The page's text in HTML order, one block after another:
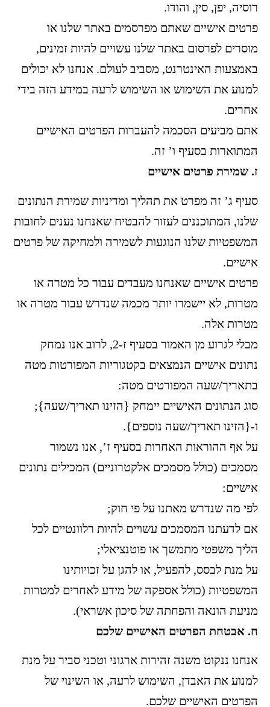
רוסיה, יפן, סין, והודו.
פרטים אישיים שאתם מפרסמים באתר שלנו או
מוסרים לפרסום באתר שלנו עשויים להיות זמינים,
באמצעות האינטרנט, מסביב לעולם. אנחנו לא יכולים
למנוע את השימוש או השימוש לרעה במידע הזה בידי
אחרים.
אתם מביעים הסכמה להעברות הפרטים האישיים
המתוארות בסעיף ו’ זה.
ז. שמירת פרטים אישיים
סעיף ג’ זה מפרט את תהליך ומדיניות שמירת הנתונים
שלנו, המתוכננים לעזור להבטיח שאנחנו נענים לחובות
המשפטיות שלנו הנוגעות לשמירה ולמחיקה של פרטים
אישיים.
פרטים אישיים שאנחנו מעבדים עבור כל מטרה או
מטרות, לא יישמרו יותר מכמה שנדרש עבור מטרה או
מטרות אלה.
מבלי לגרוע מן האמור בסעיף ז-2, לרוב אנו נמחק
נתונים אישיים הנמצאים בקטגוריות המפורטות מטה
בתאריך/שעה המפורטים מטה:
סוג הנתונים האישיים יימחק {הזינו תאריך/שעה};
ו-{הזינו תאריך/שעה נוספים}.
על אף ההוראות האחרות בסעיף ז’, אנו נשמור
מסמכים (כולל מסמכים אלקטרוניים) המכילים נתונים
אישיים:
לפי מה שנדרש מאתנו על פי חוק;
אם לדעתנו המסמכים עשויים להיות רלוונטיים לכל
הליך משפטי מתמשך או פוטנציאלי;
על מנת לבסס, להפעיל, או להגן על זכויותינו
המשפטיות (כולל אספקה של מידע לאחרים למטרות
מניעת הונאה והפחתה של סיכון אשראי).
ח. אבטחת הפרטים האישיים שלכם
אנחנו ננקוט משנה זהירות ארגוני וטכני סביר על מנת
למנוע את האבדן, השימוש לרעה, או השינוי של
הפרטים האישיים שלכם.